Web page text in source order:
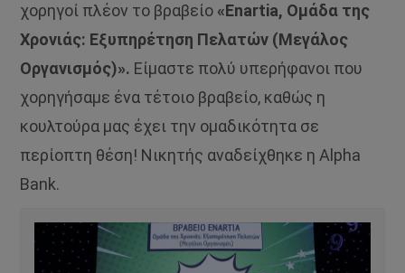
χορηγοί πλέον το βραβείο «Enartia, Ομάδα της
Χρονιάς: Εξυπηρέτηση Πελατών (Μεγάλος
Οργανισμός)». Είμαστε πολύ υπερήφανοι που
χορηγήσαμε ένα τέτοιο βραβείο, καθώς η
κουλτούρα μας έχει την ομαδικότητα σε
περίοπτη θέση! Νικητής αναδείχθηκε η Alpha
Bank.